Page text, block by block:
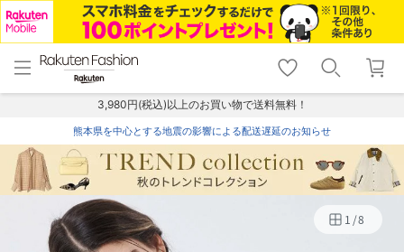
menu home
トップ
shopping_cart lock_outline
ログイン
3,980円(税込)以上のお買い物で送料無料！
熊本県を中心とする地震の影響による配送遅延のお知らせ
1 /8